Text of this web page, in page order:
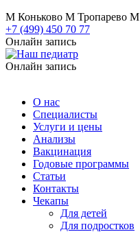
М Коньково М Тропарево М
+7 (499) 450 70 77
Онлайн запись
Онлайн запись
О нас
Специалисты
Услуги и цены
Анализы
Вакцинация
Годовые программы
Статьи
Контакты
Чекапы
Для детей
Для подростков